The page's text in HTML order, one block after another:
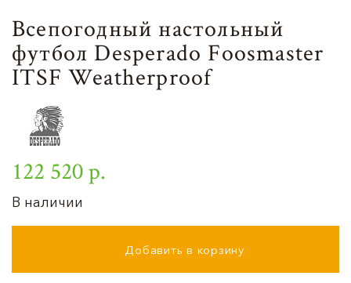
Всепогодный настольный
футбол Desperado Foosmaster
ITSF Weatherproof
122 520 р.
В наличии
Добавить в корзину